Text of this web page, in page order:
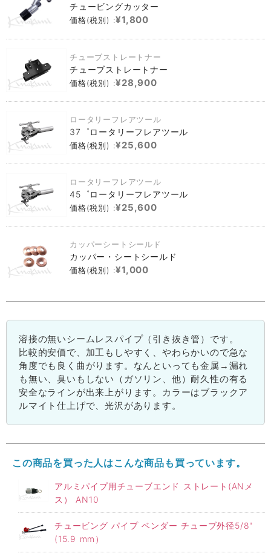
チュービングカッター
価格(税別) :¥1,800
チューブストレートナー
チューブストレートナー
価格(税別) :¥28,900
ロータリーフレアツール
37゜ロータリーフレアツール
価格(税別) :¥25,600
ロータリーフレアツール
45゜ロータリーフレアツール
価格(税別) :¥25,600
カッパーシートシールド
カッパー・シートシールド
価格(税別) :¥1,000
溶接の無いシームレスパイプ（引き抜き管）です。
比較的安価で、加工もしやすく、やわらかいので急な
角度でも良く曲がります。なんといっても金属→漏れ
も無い、臭いもしない（ガソリン、他）耐久性の有る
安全なラインが出来上がります。カラーはブラックア
ルマイト仕上げで、光沢があります。
この商品を買った人はこんな商品も買っています。
アルミパイプ用チューブエンド ストレート(ANメ
ス） AN10
チュービング パイプ ベンダー チューブ外径5/8"
(15.9 mm）